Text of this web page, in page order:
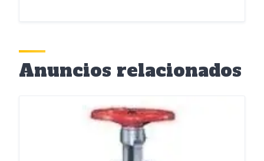
Anuncios relacionados